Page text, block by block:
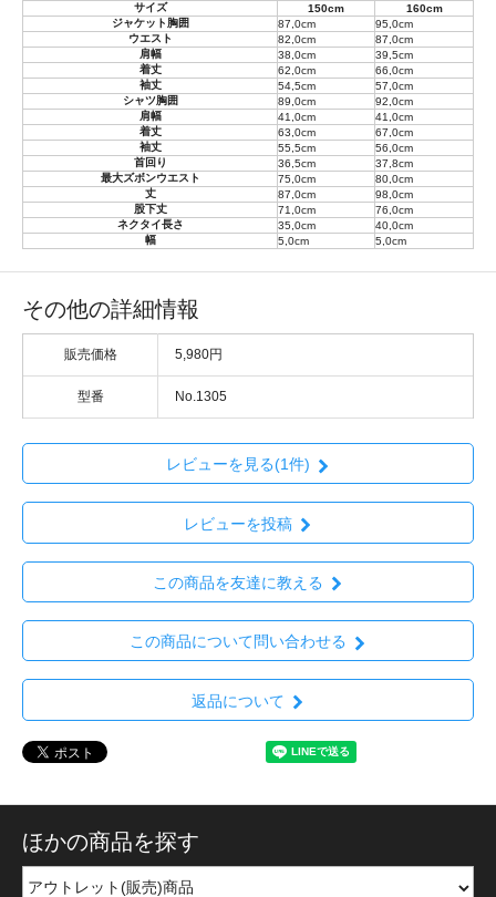
サイズ 150cm
160cm
ジャケット胸囲
87,0cm
95,0cm
ウエスト
82,0cm
87,0cm
肩幅
38,0cm
39,5cm
着丈
62,0cm
66,0cm
袖丈
54,5cm
57,0cm
シャツ胸囲
89,0cm
92,0cm
肩幅
41,0cm
41,0cm
着丈
63,0cm
67,0cm
袖丈
55,5cm
56,0cm
首回り
36,5cm
37,8cm
最大ズボンウエスト
75,0cm
80,0cm
丈
87,0cm
98,0cm
股下丈
71,0cm
76,0cm
ネクタイ長さ
35,0cm
40,0cm
幅
5,0cm 5,0cm
その他の詳細情報
販売価格 5,980円
型番 No.1305
レビューを見る(1件)
レビューを投稿
この商品を友達に教える
この商品について問い合わせる
返品について
ほかの商品を探す